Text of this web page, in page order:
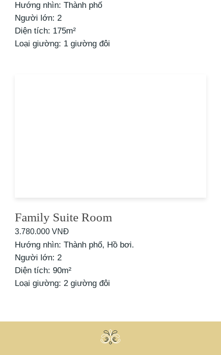
Hướng nhìn: Thành phố
Người lớn: 2
Diện tích: 175m²
Loại giường: 1 giường đôi
Family Suite Room
3.780.000 VNĐ
Hướng nhìn: Thành phố, Hồ bơi.
Người lớn: 2
Diện tích: 90m²
Loại giường: 2 giường đôi